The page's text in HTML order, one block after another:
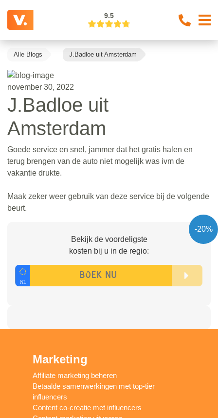
9.5
Alle Blogs J.Badloe uit Amsterdam
november 30, 2022
J.Badloe uit
Amsterdam
Goede service en snel, jammer dat het gratis halen en
terug brengen van de auto niet mogelijk was ivm de
vakantie drukte.
Maak zeker weer gebruik van deze service bij de volgende
beurt.
-20%
Bekijk de voordeligste
kosten bij u in de regio:
Marketing
Affiliate marketing beheren
Betaalde samenwerkingen met top-tier
influencers
Content co-creatie met influencers